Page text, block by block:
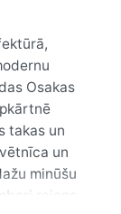
Osakas
takas un
un
minūšu
rajons.